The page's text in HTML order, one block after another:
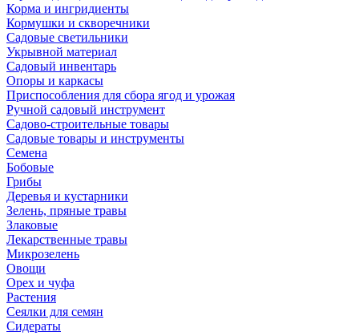
Корма и ингридиенты
Кормушки и скворечники
Садовые светильники
Укрывной материал
Садовый инвентарь
Опоры и каркасы
Приспособления для сбора ягод и урожая
Ручной садовый инструмент
Садово-строительные товары
Садовые товары и инструменты
Семена
Бобовые
Грибы
Деревья и кустарники
Зелень, пряные травы
Злаковые
Лекарственные травы
Микрозелень
Овощи
Орех и чуфа
Растения
Сеялки для семян
Сидераты